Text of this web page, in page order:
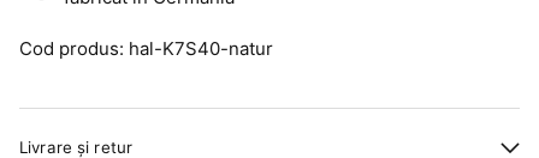
Cod produs: hal-K7S40-natur
Livrare și retur